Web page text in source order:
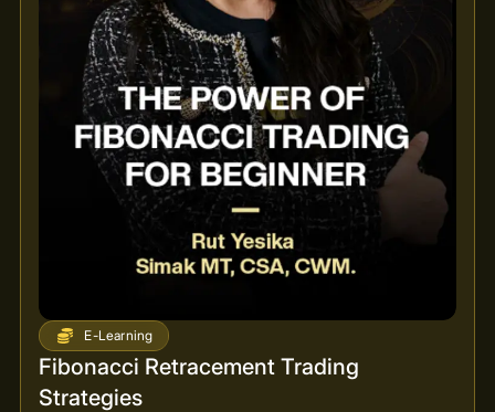
E-Learning
Fibonacci Retracement Trading
Strategies